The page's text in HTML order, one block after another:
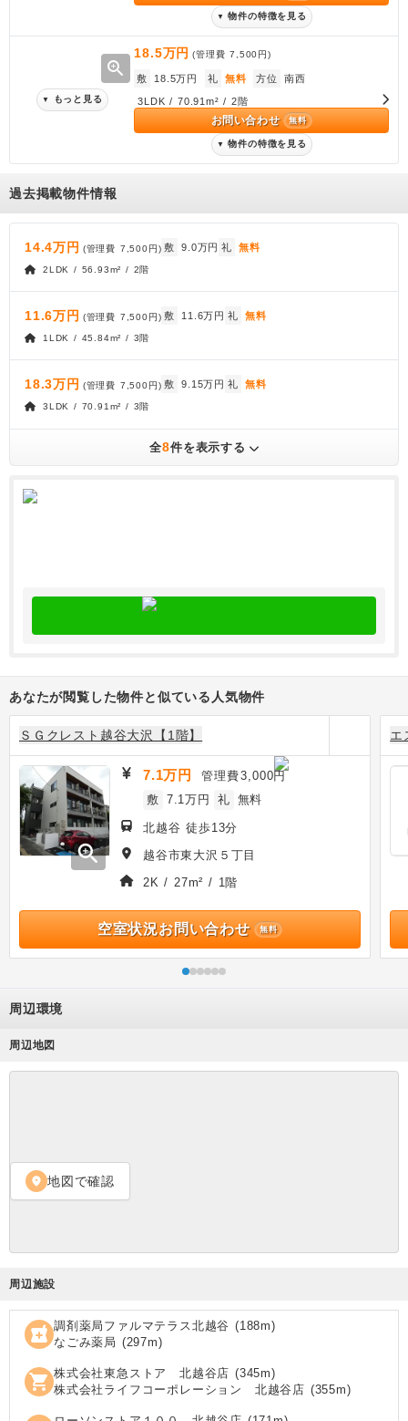
▼ 物件の特徴を見る
zoom_in
▼ もっと見る
18.5万円 (管理費7,500円)
敷 18.5万円 礼 無料 方位 南西
3LDK / 70.91m² / 2階
お問い合わせ 無料
▼ 物件の特徴を見る
過去掲載物件情報
14.4万円 (管理費 7,500円) 敷 9.0万円 礼 無料
2LDK / 56.93m² / 2階
11.6万円 (管理費 7,500円) 敷 11.6万円 礼 無料
1LDK / 45.84m² / 3階
18.3万円 (管理費 7,500円) 敷 9.15万円 礼 無料
3LDK / 70.91m² / 3階
全8件を表示する
あなたが閲覧した物件と似ている人気物件
ＳＧクレスト越谷大沢【1階】
zoom_in
7.1万円 管理費3,000円
敷 7.1万円 礼 無料
北越谷 徒歩13分
越谷市東大沢５丁目
2K / 27m² / 1階
空室状況お問い合わせ 無料
エ
周辺環境
周辺地図
location_on 地図で確認
周辺施設
local_pharmacy 調剤薬局ファルマテラス北越谷 (188m)
なごみ薬局 (297m)
shopping_cart 株式会社東急ストア 北越谷店 (345m)
株式会社ライフコーポレーション 北越谷店 (355m)